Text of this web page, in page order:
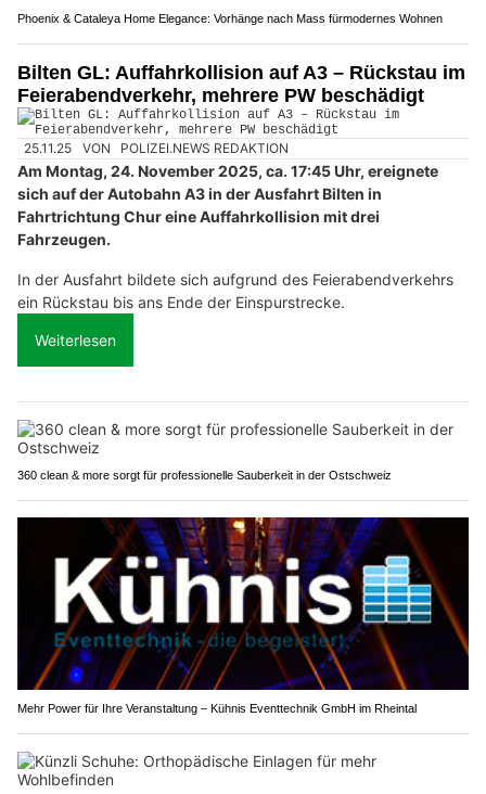
Phoenix & Cataleya Home Elegance: Vorhänge nach Mass fürmodernes Wohnen
Bilten GL: Auffahrkollision auf A3 – Rückstau im
Feierabendverkehr, mehrere PW beschädigt
25.11.25 VON POLIZEI.NEWS REDAKTION
Am Montag, 24. November 2025, ca. 17:45 Uhr, ereignete
sich auf der Autobahn A3 in der Ausfahrt Bilten in
Fahrtrichtung Chur eine Auffahrkollision mit drei
Fahrzeugen.
In der Ausfahrt bildete sich aufgrund des Feierabendverkehrs
ein Rückstau bis ans Ende der Einspurstrecke.
Weiterlesen
360 clean & more sorgt für professionelle Sauberkeit in der Ostschweiz
Mehr Power für Ihre Veranstaltung – Kühnis Eventtechnik GmbH im Rheintal